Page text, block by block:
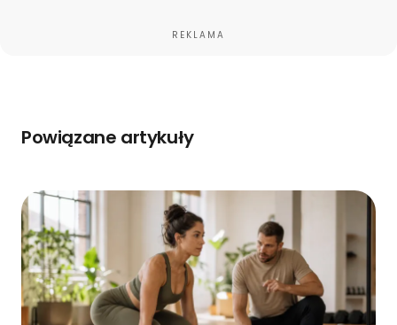
REKLAMA
Powiązane artykuły